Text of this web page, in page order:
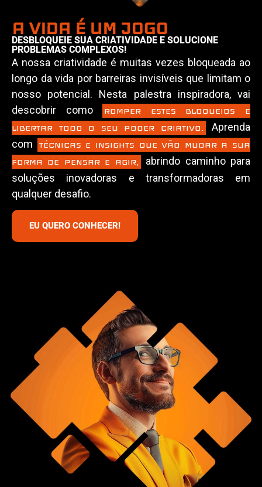
A VIDA É UM JOGO
DESBLOQUEIE SUA CRIATIVIDADE E SOLUCIONE
PROBLEMAS COMPLEXOS!
A nossa criatividade é muitas vezes bloqueada ao
longo da vida por barreiras invisíveis que limitam o
nosso potencial. Nesta palestra inspiradora, vai
descobrir como
ROMPER ESTES BLOQUEIOS E
LIBERTAR TODO O SEU PODER CRIATIVO.
Aprenda
com
TÉCNICAS E INSIGHTS QUE VÃO MUDAR A SUA
FORMA DE PENSAR E AGIR,
abrindo caminho para
soluções inovadoras e transformadoras em
qualquer desafio.
EU QUERO CONHECER!